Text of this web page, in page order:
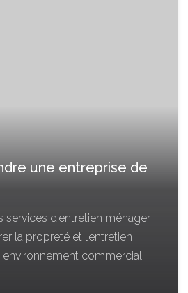
une entreprise de
services d’entretien ménager
la propreté et l’entretien
commercial